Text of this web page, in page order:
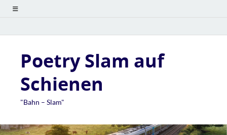
Poetry Slam auf
Schienen
"Bahn – Slam"